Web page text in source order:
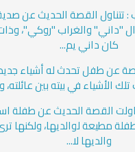
: تتناول القصة الحديث عن
"داني" والغراب "روكي"،
كان داني يم...
عن طفل تحدث له أشياء
الأشياء في بيته بين عائلته،
القصة الحديث عن طفلة
مطيعة لوالديها، ولكنها
والديها لا...